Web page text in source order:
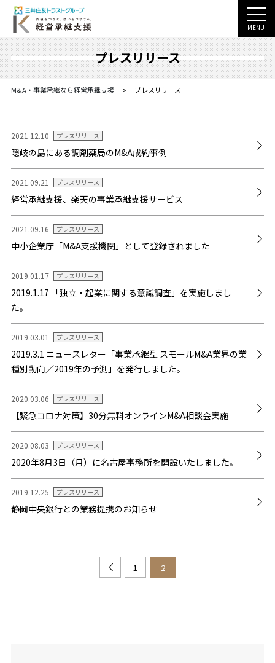
MENU
プレスリリース
M&A・事業承継なら経営承継支援 > プレスリリース
2021.12.10 プレスリリース
隠岐の島にある調剤薬局のM&A成約事例
2021.09.21 プレスリリース
経営承継支援、楽天の事業承継支援サービス
2021.09.16 プレスリリース
中小企業庁「M&A支援機関」として登録されました
2019.01.17 プレスリリース
2019.1.17 「独立・起業に関する意識調査」を実施しまし
た。
2019.03.01 プレスリリース
2019.3.1 ニュースレター「事業承継型 スモールM&A業界の業
種別動向／2019年の予測」を発行しました。
2020.03.06 プレスリリース
【緊急コロナ対策】30分無料オンラインM&A相談会実施
2020.08.03 プレスリリース
2020年8月3日（月）に名古屋事務所を開設いたしました。
2019.12.25 プレスリリース
静岡中央銀行との業務提携のお知らせ
1 2